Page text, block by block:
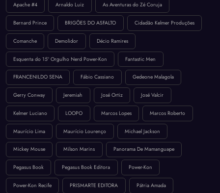
Apache #4 Arnaldo Luiz As Aventuras do Zé Coruja
Bernard Prince BRIGÕES DO ASFALTO Cidadão Kelmer Produções
Comanche Demolidor Décio Ramires
Esquenta do 15º Orgulho Nerd Power-Kon Fantastic Men
FRANCENILDO SENA Fábio Cassiano Gedeone Malagola
Gerry Conway Jeremiah José Ortiz José Valcir
Kelmer Luciano LOOPO Marcos Lopes Marcos Roberto
Maurício Lima Maurício Lourenço Michael Jackson
Mickey Mouse Milson Marins Panorama De Mamanguape
Pegasus Book Pegasus Book Editora Power-Kon
Power-Kon Recife PRISMARTE EDITORA Pátria Amada